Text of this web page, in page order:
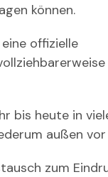
können.
offizielle
bis heute in
außen vor
zum